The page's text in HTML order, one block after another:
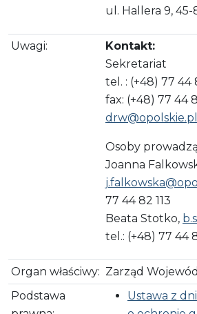
ul. Hallera 9,
Uwagi:
Kontakt:
Sekretariat
tel. : (+48) 77 44
fax: (+48) 77 44
drw@opolskie.pl
Osoby
Joanna
77 44 82 113
Beata Stotko,
tel.: (+48) 77 44
Organ właściwy: Zarząd
Podstawa
Ustawa z